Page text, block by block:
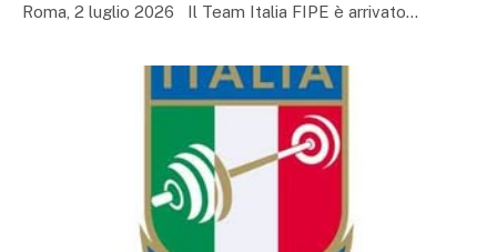
Roma, 2 luglio 2026 Il Team Italia FIPE è arrivato…